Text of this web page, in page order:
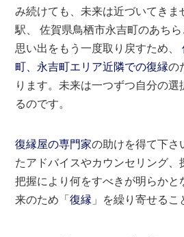
み続けても、未来は近づいてきま
駅、 佐賀県鳥栖市永吉町のあち
思い出をもう一度取り戻すため、
町、永吉町エリア近隣での復縁の
ります。未来は一つずつ自分の
るのです。
復縁屋の専門家の助けを得て下さ
たアドバイスやカウンセリング、
把握により何をすべきが明らかと
来のため「復縁 」を繰り寄せるこ